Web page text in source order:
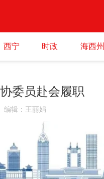
西宁 时政 海西州
委员赴会履职
编辑 ： 王丽娟